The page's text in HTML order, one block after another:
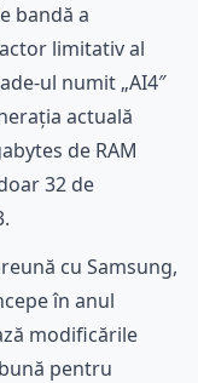
bandă a
limitativ al
ul numit „AI4″
actuală
de RAM
32 de
cu Samsung,
în anul
modificările
pentru